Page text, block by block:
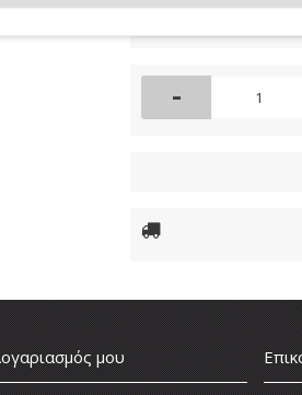
12,00€
-
μου